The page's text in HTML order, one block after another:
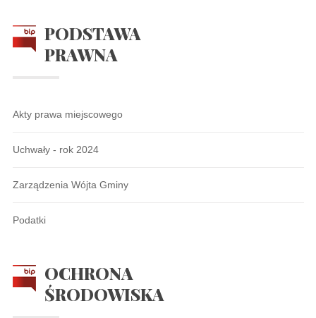
PODSTAWA
PRAWNA
Akty prawa miejscowego
Uchwały - rok 2024
Zarządzenia Wójta Gminy
Podatki
OCHRONA
ŚRODOWISKA